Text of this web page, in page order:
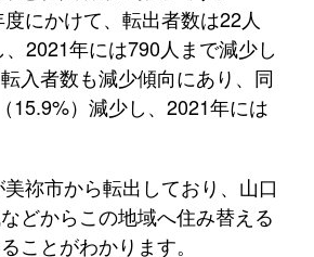
にかけて、転出者数は22人
、2021年には790人まで減少し
入者数も減少傾向にあり、同
15.9%）減少し、2021年には
祢市から転出しており、山口
どからこの地域へ住み替える
ことがわかります。